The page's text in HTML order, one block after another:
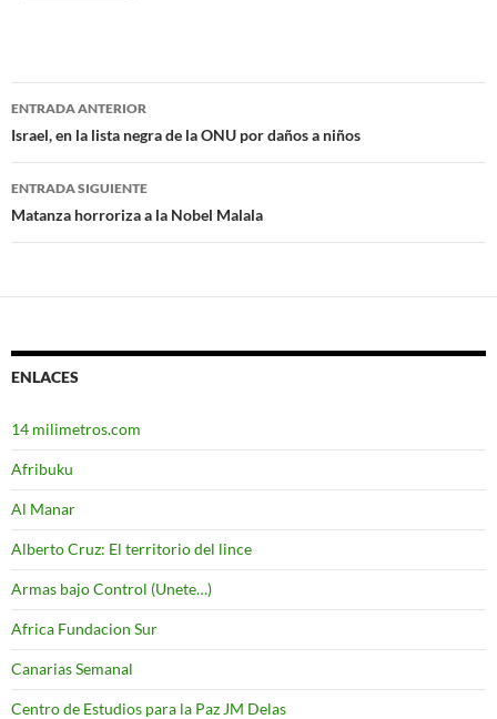
Navegación
de
entradas
ENTRADA ANTERIOR
Israel, en la lista negra de la ONU por daños a niños
ENTRADA SIGUIENTE
Matanza horroriza a la Nobel Malala
ENLACES
14 milimetros.com
Afribuku
Al Manar
Alberto Cruz: El territorio del lince
Armas bajo Control (Unete…)
Africa Fundacion Sur
Canarias Semanal
Centro de Estudios para la Paz JM Delas